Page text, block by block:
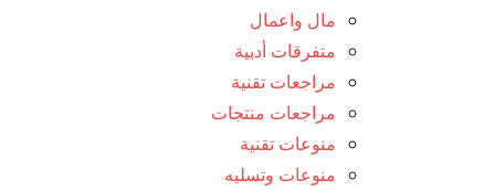
مال واعمال
متفرقات أدبية
مراجعات تقنية
مراجعات منتجات
منوعات تقنية
منوعات وتسليه